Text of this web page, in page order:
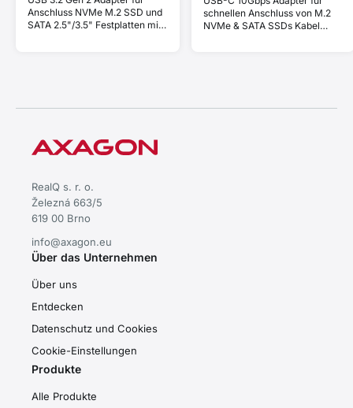
Anschluss NVMe M.2 SSD und
SATA 2.5"/3.5" Festplatten mit
schnellen Anschluss von M.2
NVMe & SATA SSDs Kabel
RealQ s. r. o.
Železná 663/5
619 00 Brno
info@axagon.eu
Über das Unternehmen
Über uns
Entdecken
Datenschutz und Cookies
Cookie-Einstellungen
Produkte
Alle Produkte